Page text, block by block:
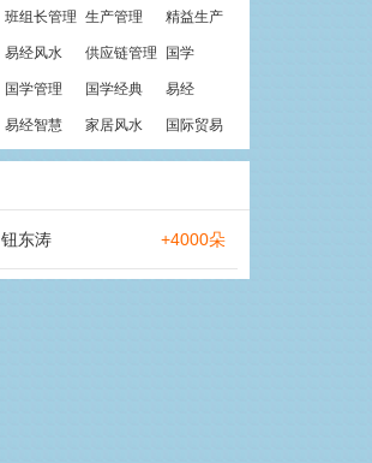
班组长管理 生产管理 精益生产
易经风水 供应链管理 国学
国学管理 国学经典 易经
易经智慧 家居风水 国际贸易
钮东涛 +4000朵